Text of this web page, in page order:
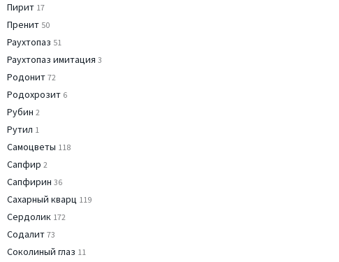
Пирит 17
Пренит 50
Раухтопаз 51
Раухтопаз имитация 3
Родонит 72
Родохрозит 6
Рубин 2
Рутил 1
Самоцветы 118
Сапфир 2
Сапфирин 36
Сахарный кварц 119
Сердолик 172
Содалит 73
Соколиный глаз 11